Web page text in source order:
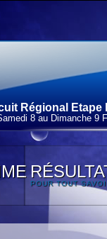
Régional Etape
8 au Dimanche 9
POUR TOUT